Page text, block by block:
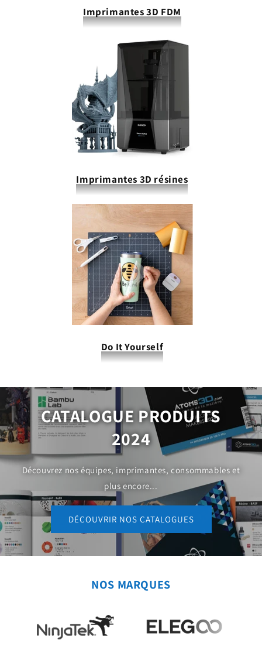
Imprimantes 3D FDM
Imprimantes 3D résines
Do It Yourself
CATALOGUE PRODUITS
2024
Découvrez nos équipes, imprimantes, consommables et
plus encore...
DÉCOUVRIR NOS CATALOGUES
NOS MARQUES